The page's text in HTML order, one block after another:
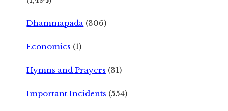
Dhammapada (306)
Economics (1)
Hymns and Prayers (31)
Important Incidents (554)